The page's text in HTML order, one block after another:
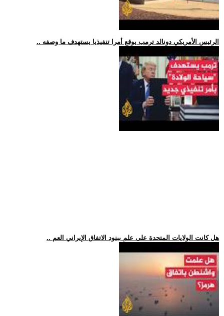
.. الرئيس الأمريكي دونالد ترمب يوقع أمرا تنفيذيا يستهدف ما وصفه
.. هل كانت الولايات المتحدة على علم ببنود الاتفاق الإيراني العم